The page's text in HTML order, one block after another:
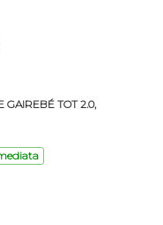
GAIREBÉ TOT 2.0,